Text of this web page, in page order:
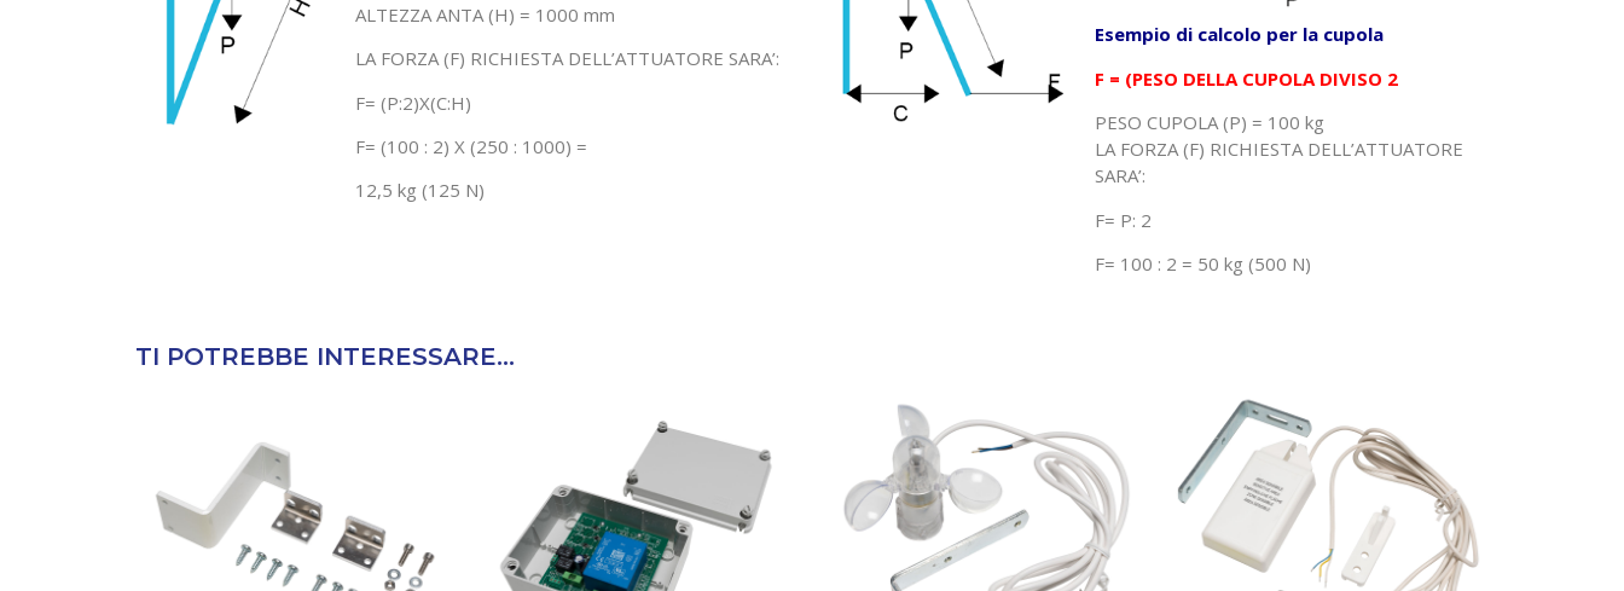
ALTEZZA ANTA (H) = 1000 mm
LA FORZA (F) RICHIESTA DELL’ATTUATORE SARA’:
F= (P:2)X(C:H)
F= (100 : 2) X (250 : 1000) =
12,5 kg (125 N)
Esempio di calcolo per la cupola
F = (PESO DELLA CUPOLA DIVISO 2
PESO CUPOLA (P) = 100 kg
LA FORZA (F) RICHIESTA DELL’ATTUATORE
SARA’:
F= P: 2
F= 100 : 2 = 50 kg (500 N)
TI POTREBBE INTERESSARE...